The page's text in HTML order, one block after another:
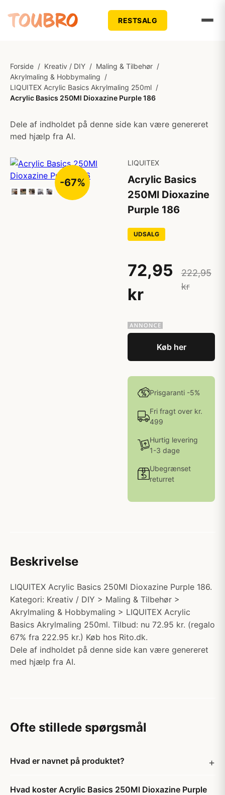
RESTSALG
Forside / Kreativ / DIY / Maling & Tilbehør /
Akrylmaling & Hobbymaling /
LIQUITEX Acrylic Basics Akrylmaling 250ml /
Acrylic Basics 250Ml Dioxazine Purple 186
Dele af indholdet på denne side kan være genereret
med hjælp fra AI.
-67%
LIQUITEX
Acrylic Basics
250Ml Dioxazine
Purple 186
UDSALG
72,95
kr
222,95
kr
Køb her
Prisgaranti -5%
Fri fragt over kr.
499
Hurtig levering
1-3 dage
Ubegrænset
returret
Beskrivelse
LIQUITEX Acrylic Basics 250Ml Dioxazine Purple 186.
Kategori: Kreativ / DIY > Maling & Tilbehør >
Akrylmaling & Hobbymaling > LIQUITEX Acrylic
Basics Akrylmaling 250ml. Tilbud: nu 72.95 kr. (regalo
67% fra 222.95 kr.) Køb hos Rito.dk.
Dele af indholdet på denne side kan være genereret
med hjælp fra AI.
Ofte stillede spørgsmål
Hvad er navnet på produktet?
Hvad koster Acrylic Basics 250Ml Dioxazine Purple